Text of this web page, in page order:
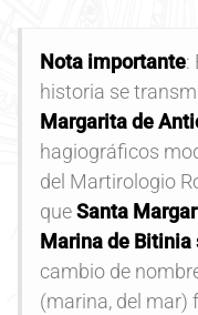
Nota importante:
historia se
Margarita de
hagiográficos
del Martirologio
queSanta
Marina de Bitinia
cambio de
(marina, del mar)